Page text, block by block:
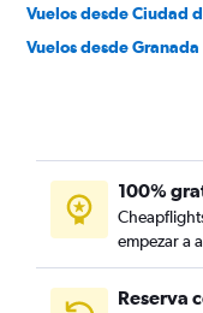
Vuelos desde Ciudad
Vuelos desde Granada
100%
empezar a
Reserva